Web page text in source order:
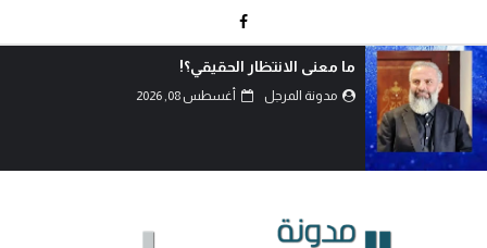
اتفاق الدفاع المشترك… قراءة في تحولات موازين
القوى.